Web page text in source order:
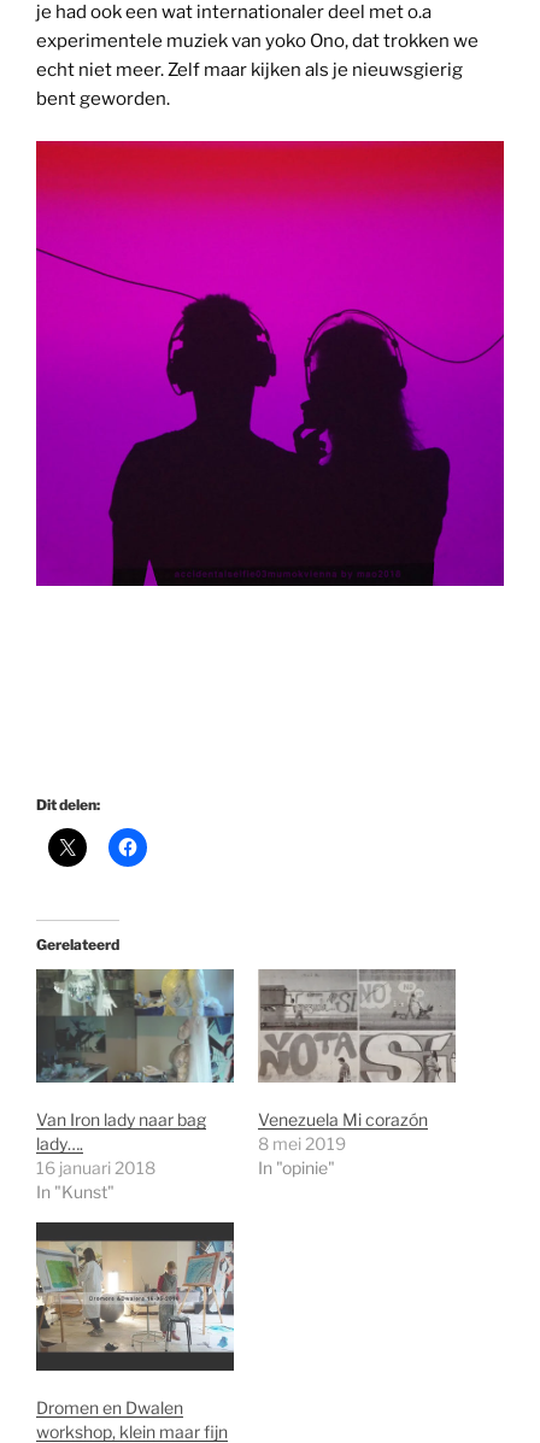
je had ook een wat internationaler deel met o.a
experimentele muziek van yoko Ono, dat trokken we
echt niet meer. Zelf maar kijken als je nieuwsgierig
bent geworden.
Dit delen:
Gerelateerd
Van Iron lady naar bag
lady….
16 januari 2018
In "Kunst"
Venezuela Mi corazón
8 mei 2019
In "opinie"
Dromen en Dwalen
workshop, klein maar fijn